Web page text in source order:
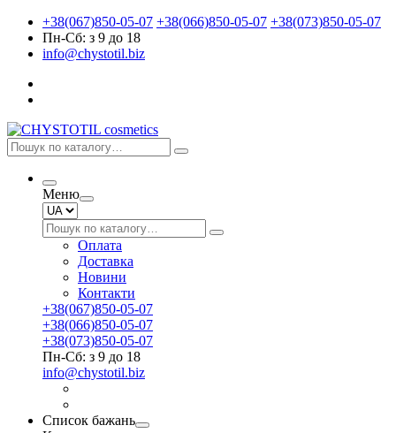
+38(067)850-05-07 +38(066)850-05-07 +38(073)850-05-07
Пн-Сб: з 9 до 18
info@chystotil.biz
Меню
Оплата
Доставка
Новини
Контакти
+38(067)850-05-07
+38(066)850-05-07
+38(073)850-05-07
Пн-Сб: з 9 до 18
info@chystotil.biz
Список бажань